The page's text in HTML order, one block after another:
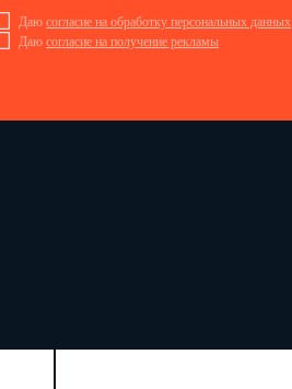
Даю согласие на обработку персональных данных
Даю согласие на получение рекламы